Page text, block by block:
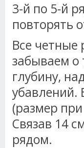
3-й по 5-й
повторять
Все
забываем о
глубину,
убавлений.
(размер
Связав 14
рядом.